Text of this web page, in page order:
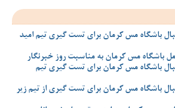
باشگاه مس کرمان برای تست گیری تیم امید
باشگاه مس کرمان به مناسبت روز خبرنگار
باشگاه مس کرمان برای تست گیری تیم
باشگاه مس کرمان برای تست گیری از تیم زیر